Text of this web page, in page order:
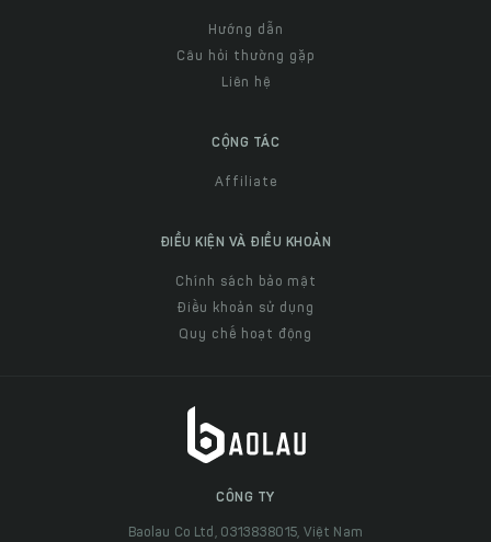
Hướng dẫn
Câu hỏi thường gặp
Liên hệ
CỘNG TÁC
Affiliate
ĐIỀU KIỆN VÀ ĐIỀU KHOẢN
Chính sách bảo mật
Điều khoản sử dụng
Quy chế hoạt động
CÔNG TY
Baolau Co Ltd, 0313838015, Việt Nam